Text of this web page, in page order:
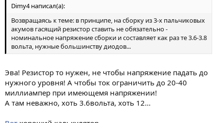
Dimy4 написал(а):
Возвращаясь к теме: в принципе, на сборку из 3-х пальчиковых
акумов гасящий резистор ставить не обязательно -
номинальное напряжение сборки и составляет как раз те 3.6-3.8
вольта, нужные большинству диодов...
Эва! Резистор то нужен, не чтобы напряжение падать до
нужного уровня! А чтобы ток ограничить до 20-40
миллиампер при имеющемя напряжении!
А там неважно, хоть 3.6вольта, хоть 12...